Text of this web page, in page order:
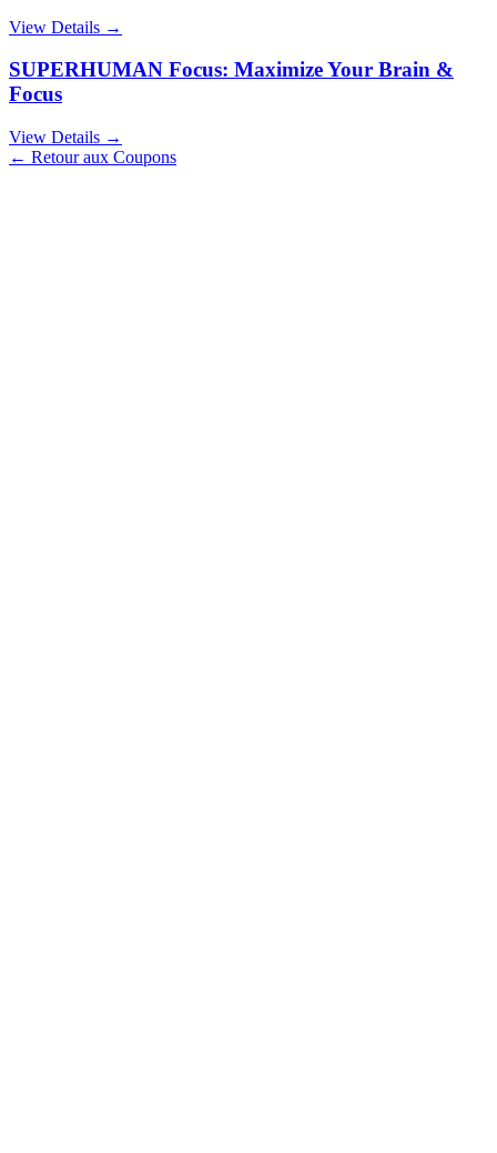
View Details →
SUPERHUMAN Focus: Maximize Your Brain &
Focus
View Details →
← Retour aux Coupons